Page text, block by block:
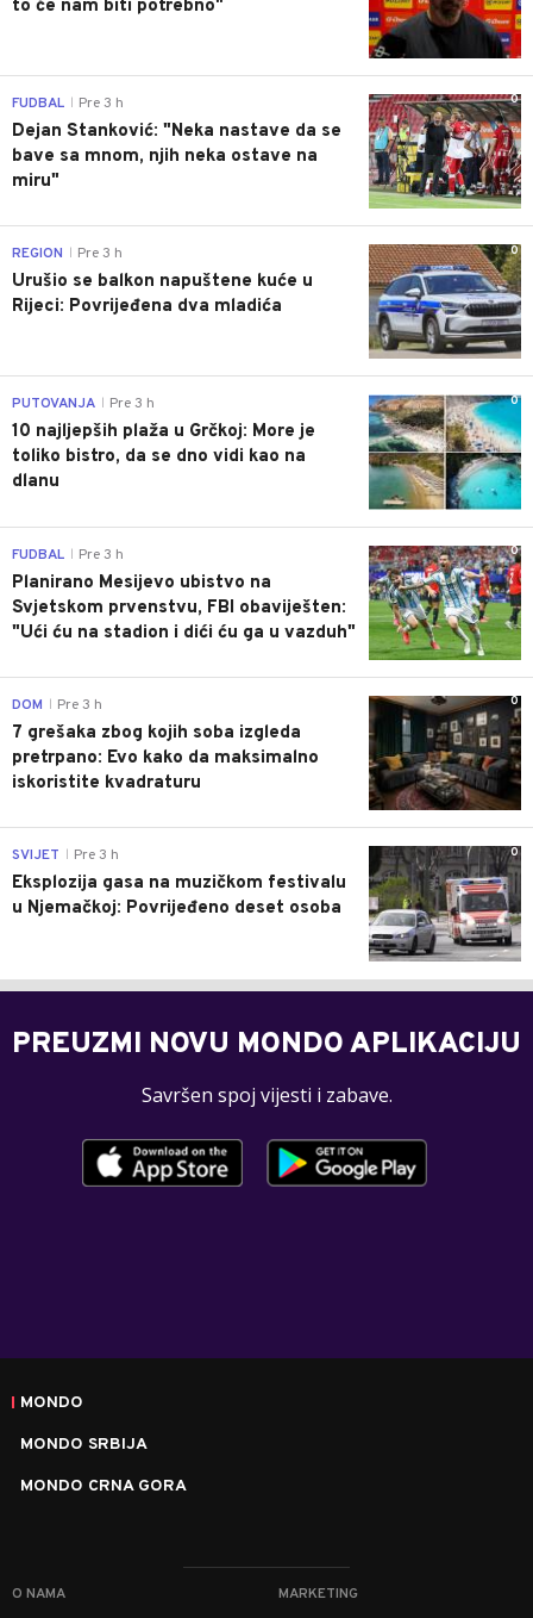
to će nam biti potrebno"
0
FUDBAL Pre 3 h
Dejan Stanković: "Neka nastave da se
bave sa mnom, njih neka ostave na
miru"
0
REGION Pre 3 h
Urušio se balkon napuštene kuće u
Rijeci: Povrijeđena dva mladića
0
PUTOVANJA Pre 3 h
10 najljepših plaža u Grčkoj: More je
toliko bistro, da se dno vidi kao na
dlanu
0
FUDBAL Pre 3 h
Planirano Mesijevo ubistvo na
Svjetskom prvenstvu, FBI obaviješten:
"Ući ću na stadion i dići ću ga u vazduh"
0
DOM Pre 3 h
7 grešaka zbog kojih soba izgleda
pretrpano: Evo kako da maksimalno
iskoristite kvadraturu
0
SVIJET Pre 3 h
Eksplozija gasa na muzičkom festivalu
u Njemačkoj: Povrijeđeno deset osoba
PREUZMI NOVU MONDO APLIKACIJU
Savršen spoj vijesti i zabave.
MONDO
MONDO SRBIJA
MONDO CRNA GORA
O NAMA MARKETING